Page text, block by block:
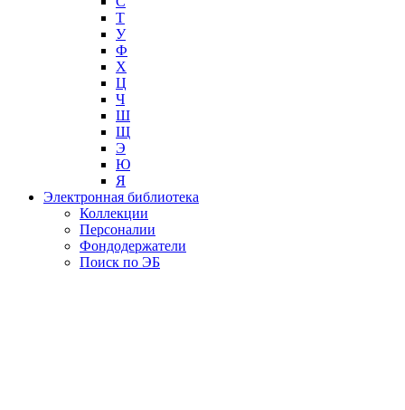
Т
У
Ф
Х
Ц
Ч
Ш
Щ
Э
Ю
Я
Электронная библиотека
Коллекции
Персоналии
Фондодержатели
Поиск по ЭБ